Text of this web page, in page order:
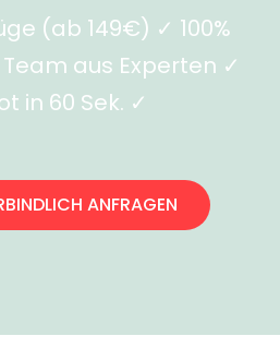
(ab 149€) ✓ 100%
aus Experten ✓
in 60 Sek. ✓
ANFRAGEN